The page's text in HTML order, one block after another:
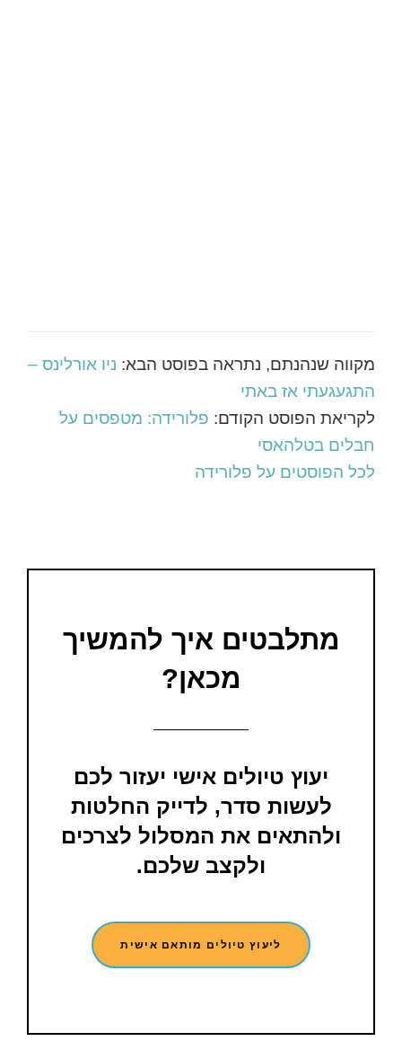
מקווה שנהנתם, נתראה בפוסט הבא: ניו אורלינס –
התגעגעתי אז באתי
לקריאת הפוסט הקודם: פלורידה: מטפסים על
חבלים בטלהאסי
לכל הפוסטים על פלורידה
מתלבטים איך להמשיך
מכאן?
יעוץ טיולים אישי יעזור לכם
לעשות סדר, לדייק החלטות
ולהתאים את המסלול לצרכים
ולקצב שלכם.
ליעוץ טיולים מותאם אישית